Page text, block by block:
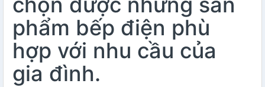
phẩm bếp điện phù
hợp với nhu cầu của
gia đình.